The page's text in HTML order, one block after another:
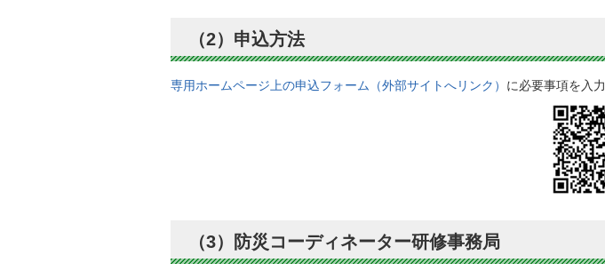
（2）申込方法
専用ホームページ上の申込フォーム（外部サイトへリンク） に必要事項を入力
（3）防災コーディネーター研修事務局